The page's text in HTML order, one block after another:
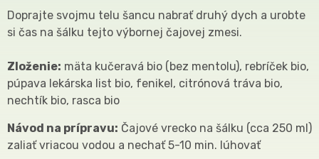
Doprajte svojmu telu šancu nabrať druhý dych a urobte
si čas na šálku tejto výbornej čajovej zmesi.
Zloženie: mäta kučeravá bio (bez mentolu), rebríček bio,
púpava lekárska list bio, fenikel, citrónová tráva bio,
nechtík bio, rasca bio
Návod na prípravu: Čajové vrecko na šálku (cca 250 ml)
zaliať vriacou vodou a nechať 5-10 min. lúhovať